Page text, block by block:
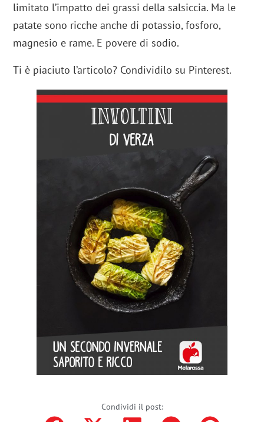
limitato l’impatto dei grassi della salsiccia. Ma le
patate sono ricche anche di potassio, fosforo,
magnesio e rame. E povere di sodio.
Ti è piaciuto l’articolo? Condividilo su Pinterest.
Condividi il post: